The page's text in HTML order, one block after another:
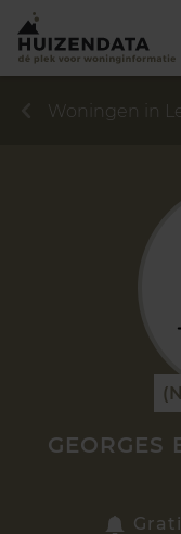
Woningen in
GEORGES